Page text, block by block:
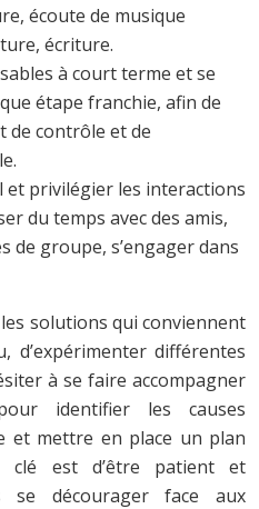
écoute de musique
écriture.
à court terme et se
étape franchie, afin de
de contrôle et de
et privilégier les interactions
du temps avec des amis,
de groupe, s’engager dans
solutions qui conviennent
d’expérimenter différentes
à se faire accompagner
identifier les causes
et mettre en place un plan
clé est d’être patient et
se décourager face aux